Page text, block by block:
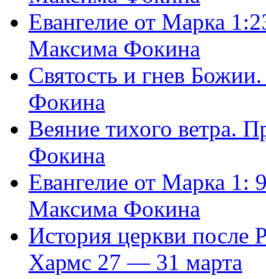
Евангелие от Марка
Максима Фокина
Святость и гнев
Фокина
Веяние тихого ветра.
Фокина
Евангелие от Марка 1:
Максима Фокина
История церкви
Хармс 27 — 31 марта